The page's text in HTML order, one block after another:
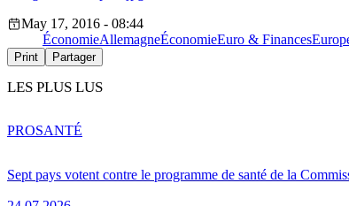
May 17, 2016 - 08:44
ÉconomieAllemagneÉconomieEuro & Finances
Print Partager
LES PLUS LUS
Sept pays votent contre le programme de santé de la
PROSANTÉ